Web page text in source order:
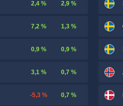
2,4 % 2,9 %
7,2 % 1,3 %
0,9 % 0,9 %
3,1 % 0,7 %
-5,3 % 0,7 %